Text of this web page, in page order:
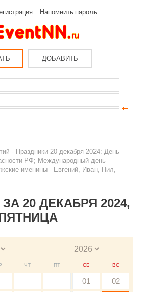
Напомнить пароль
ДОБАВИТЬ
- Праздники 20 декабря 2024: День
РФ; Международный день
именины - Евгений, Иван, Нил,
20 ДЕКАБРЯ 2024,
ЧТ ПТ СБ ВС
01 02